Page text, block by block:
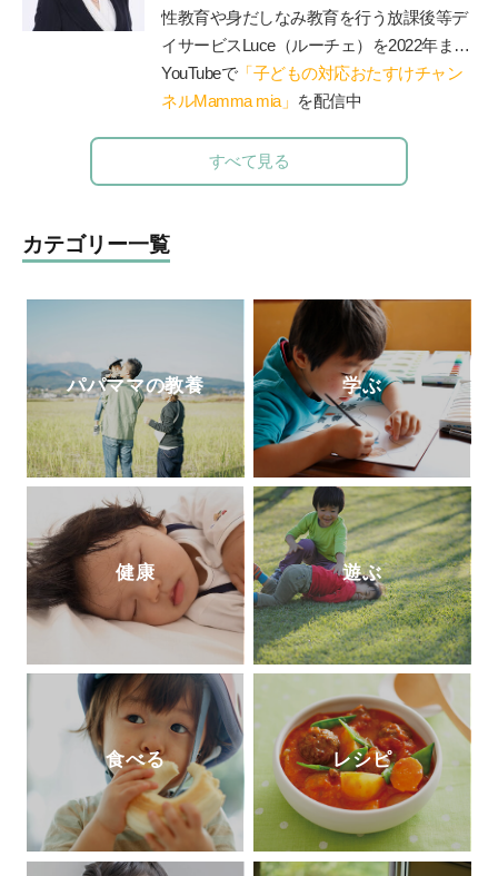
い疑問を感じ、退職してモンテッソーリ教
育を学び、モンテッソーリ教師となる。
「子育てのためにモンテッソーリ教育を学
べるオンラインスクール Montessori Pare
ｒｋ”主宰。2021年1月に初著書「モンテッ
ソーリ教育が教えてくれた『信じる』子育
ソーリ流 声かけ変換ワークブック」(宝島
社)を出版。
性教育や身だしなみ教育を行う放課後等デ
イサービスLuce（ルーチェ）を2022年まで
運営。現在は障害のあるお子さんと保護者
が一緒に通うことができる脱毛サロン
育てや療育相談、事業所での性教育のやり
方、職員研修やコンサル、講演等を行う。
早めに知っておきたい「
『発達障害の男の子のお母さんが早めに知
っておいて良かったこと70』（エッセンシ
ャル出版社）、『発達障害の女の子の「自
立」のために親としてできること』（PHP
研究所）がある。
YouTubeで「子どもの対応おたすけチャン
ネルMamma mia」 を配信中
すべて見る
カテゴリー一覧
パパママの教養 学ぶ
健康 遊ぶ
食べる レシピ